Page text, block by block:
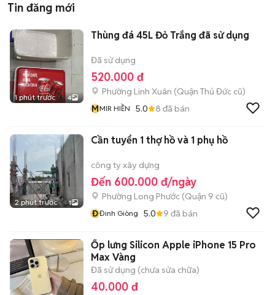
Tin đăng mới
1 phút trước 4
Thùng đá 45L Đỏ Trắng đã sử dụng
Đã sử dụng
520.000 đ
Phường Linh Xuân (Quận Thủ Đức cũ)
MMIR HIỀN 5.0 8 đã bán
2 phút trước 1
Cần tuyển 1 thợ hồ và 1 phụ hồ
công ty xây dựng
Đến 600.000 đ/ngày
Phường Long Phước (Quận 9 cũ)
ĐĐinh Giòng 5.0 9 đã bán
Ốp lưng Silicon Apple iPhone 15 Pro
Max Vàng
Đã sử dụng (chưa sửa chữa)
40.000 đ